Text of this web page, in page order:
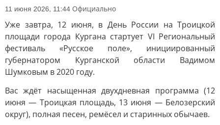
11 июня 2026, 11:44 Официально
Уже завтра, 12 июня, в День России на Троицкой
площади города Кургана стартует VI Региональный
фестиваль «Русское поле», инициированный
губернатором Курганской области Вадимом
Шумковым в 2020 году.
Вас ждёт насыщенная двухдневная программа (12
июня — Троицкая площадь, 13 июня — Белозерский
округ), полная песен, ремёсел и старинных обычаев.